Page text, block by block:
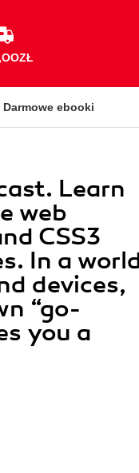
Darmowe ebooki
Learn
web
CSS3
In a
devices,
“go-
you a